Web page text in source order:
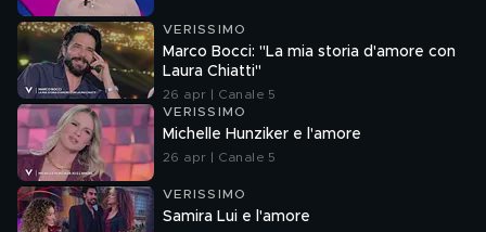
VERISSIMO
Marco Bocci: "La mia storia d'amore con
Laura Chiatti"
26 apr | Canale 5
VERISSIMO
Michelle Hunziker e l'amore
26 apr | Canale 5
VERISSIMO
Samira Lui e l'amore